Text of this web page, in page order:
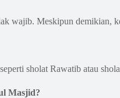
wajib. Meskipun demikian,
sholat Rawatib atau
Masjid?